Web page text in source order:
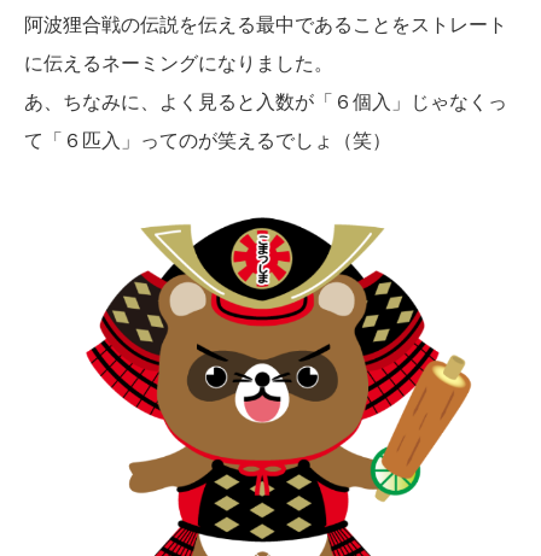
阿波狸合戦の伝説を伝える最中であることをストレート
に伝えるネーミングになりました。
あ、ちなみに、よく見ると入数が「６個入」じゃなくっ
て「６匹入」ってのが笑えるでしょ（笑）